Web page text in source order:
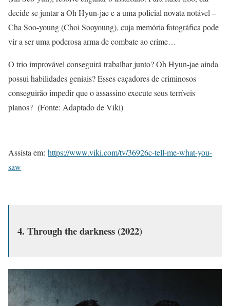
decide se juntar a Oh Hyun-jae e a uma policial novata notável –
Cha Soo-young (Choi Sooyoung), cuja memória fotográfica pode
vir a ser uma poderosa arma de combate ao crime…
O trio improvável conseguirá trabalhar junto? Oh Hyun-jae ainda
possui habilidades geniais? Esses caçadores de criminosos
conseguirão impedir que o assassino execute seus terríveis
planos? (Fonte: Adaptado de Viki)
Assista em: https://www.viki.com/tv/36926c-tell-me-what-you-
saw
4. Through the darkness (2022)